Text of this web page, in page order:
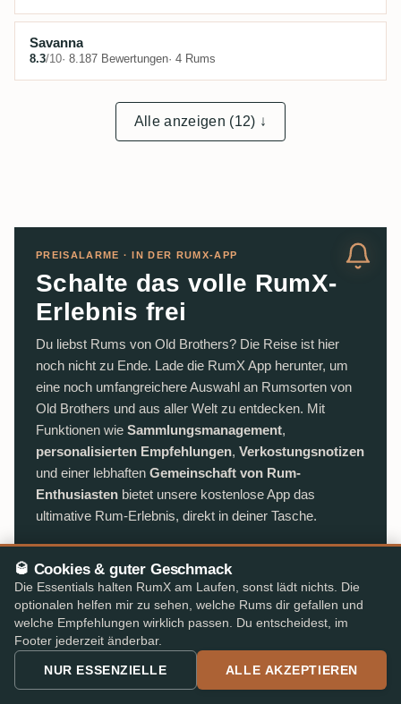
Savanna
8.3/10· 8.187 Bewertungen· 4 Rums
Alle anzeigen (12) ↓
PREISALARME · IN DER RUMX-APP
Schalte das volle RumX-
Erlebnis frei
Du liebst Rums von Old Brothers? Die Reise ist hier
noch nicht zu Ende. Lade die RumX App herunter, um
eine noch umfangreichere Auswahl an Rumsorten von
Old Brothers und aus aller Welt zu entdecken. Mit
Funktionen wie Sammlungsmanagement,
personalisierten Empfehlungen, Verkostungsnotizen
und einer lebhaften Gemeinschaft von Rum-
Enthusiasten bietet unsere kostenlose App das
ultimative Rum-Erlebnis, direkt in deiner Tasche.
LADEN IM App Store
JETZT BEI Google Play
★ 4,8/5im App Store & Play Store
🥃 Cookies & guter Geschmack
Die Essentials halten RumX am Laufen, sonst lädt nichts. Die
optionalen helfen mir zu sehen, welche Rums dir gefallen und
welche Empfehlungen wirklich passen. Du entscheidest, im
Footer jederzeit änderbar.
NUR ESSENZIELLE ALLE AKZEPTIEREN